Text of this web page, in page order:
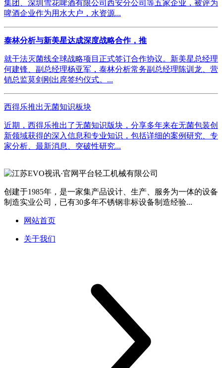
集团、深圳雪花啤酒有限公司西安分公司等五家企业，被评为
啤酒企业作为用水大户，水资源...
泰林分析与新美星达成深度战略合作，推
就干法灭菌线全球战略项目正式签订合作协议。新美星总经理
何建锋、副总经理杨亚军，泰林分析常务副总经理陈训龙、营
销总监莫剑刚出席签约仪式。...
西得乐推出无菌知识板块
近期，西得乐推出了无菌知识版块，分享多年来在无菌包装创
新领域获得的深入信息和专业知识，包括详细的案例研究、专
家分析、最新消息、突破性研究...
创建于1985年，是一家集产品设计、生产、服务为一体的设备
制造实业公司，已有30多年不锈钢非标设备制造经验...
网站首页
关于我们